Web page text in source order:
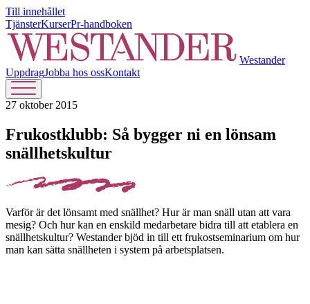
Till innehållet
TjänsterKurserPr-handboken
Westander
UppdragJobba hos ossKontakt
27 oktober 2015
Frukostklubb: Så bygger ni en lönsam
snällhetskultur
Varför är det lönsamt med snällhet? Hur är man snäll utan att vara
mesig? Och hur kan en enskild medarbetare bidra till att etablera en
snällhetskultur? Westander bjöd in till ett frukostseminarium om hur
man kan sätta snällheten i system på arbetsplatsen.